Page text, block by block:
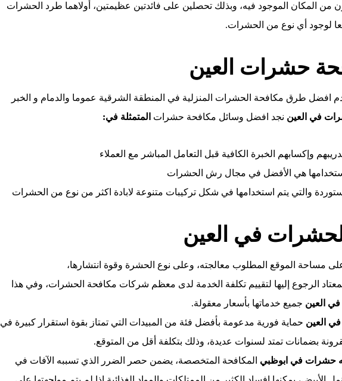
من المكان الموجود فيه، وبذلك تحصلين على فائدتين عظيمتين، أولاهما طرد الحشرات
لوجود أي نوع من الحشرات.
حشرات العين
افضل طرق مكافحة الحشرات المنزلية في المنطقة الشرقية عموما والدمام و الخبر
في العين نجد افضل وسائل مكافحة حشرات المتمثلة في:
وإكسابهم الخبرة الكافية قبل التعامل المباشر مع العملاء
هي الأفضل في مجال رش الحشرات
والتي يتم استخدامها في شكل تركيبات متنوعة لابادة اكثر من نوع من الحشرات
في العين
مساحة الموقع المطلوب معالجته، وعلى نوع الحشرة وقوة انتشارها،
الرجوع إليها لتقييم تكلفة الخدمة لدى معظم شركات مكافحة الحشرات، وفي هذا
العين جميع خدماتها بأسعار معقولة.
العين حماية فورية مدعومة بأفضل فئة من المبيدات التي تمتاز بقوة استقرار كبيرة في
بضمانات تمتد لسنوات عديدة، وذلك بتكلفة أقل من المتوقع.
حشرات في ابوظبي المكافحة المتخصصة، يضمن حصر الضرر الذي تسببه الآفات في